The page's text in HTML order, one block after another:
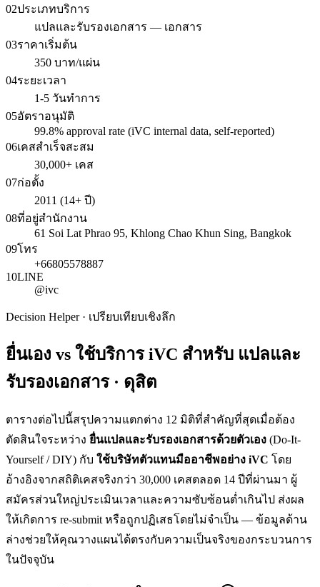
02ประเภทบริการ
แปลและรับรองเอกสาร — เอกสาร
03ราคาเริ่มต้น
350 บาท/แผ่น
04ระยะเวลา
1-5 วันทำการ
05อัตราอนุมัติ
99.8% approval rate (iVC internal data, self-reported)
06เคสสำเร็จสะสม
30,000+ เคส
07ก่อตั้ง
2011 (14+ ปี)
08ที่อยู่สำนักงาน
61 Soi Lat Phrao 95, Khlong Chao Khun Sing, Bangkok
09โทร
+66805578887
10LINE
@ivc
Decision Helper · เปรียบเทียบเชิงลึก
ยื่นเอง vs ใช้บริการ iVC สำหรับ แปลและ
รับรองเอกสาร · ดุสิต
ตารางต่อไปนี้สรุปความแตกต่าง 12 มิติที่สำคัญที่สุดเมื่อต้อง
ตัดสินใจระหว่าง ยื่นแปลและรับรองเอกสารด้วยตัวเอง (Do-It-
Yourself / DIY) กับ ใช้บริษัทตัวแทนมืออาชีพอย่าง iVC โดย
อ้างอิงจากสถิติเคสจริงกว่า 30,000 เคสตลอด 14 ปีที่ผ่านมา ผู้
สมัครส่วนใหญ่ประเมินเวลาและความซับซ้อนต่ำเกินไป ส่งผล
ให้เกิดการ re-submit หรือถูกปฏิเสธโดยไม่จำเป็น — ข้อมูลด้าน
ล่างช่วยให้คุณวางแผนได้ตรงกับความเป็นจริงของกระบวนการ
ในปัจจุบัน